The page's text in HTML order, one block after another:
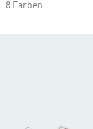
8 Farben